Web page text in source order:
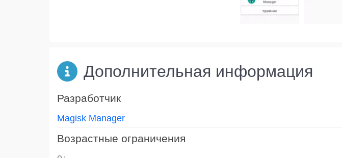
Дополнительная информация
Разработчик
Magisk Manager
Возрастные ограничения